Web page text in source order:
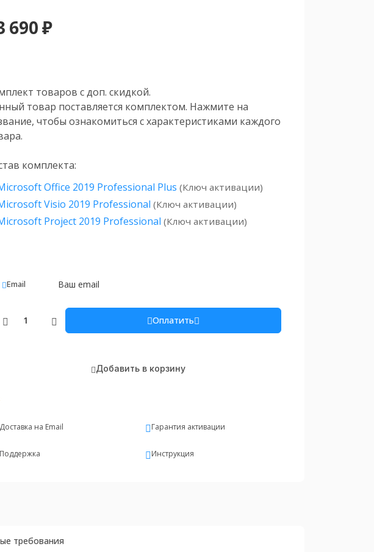
690₽
товаров с доп. скидкой.
товар поставляется комплектом. Нажмите на
чтобы ознакомиться с характеристиками каждого
комплекта:
Office 2019 Professional Plus (Ключ активации)
Visio 2019 Professional (Ключ активации)
Project 2019 Professional (Ключ активации)
Email
Оплатить
Добавить в корзину
Доставка на Email Гарантия активации
Поддержка Инструкция
требования